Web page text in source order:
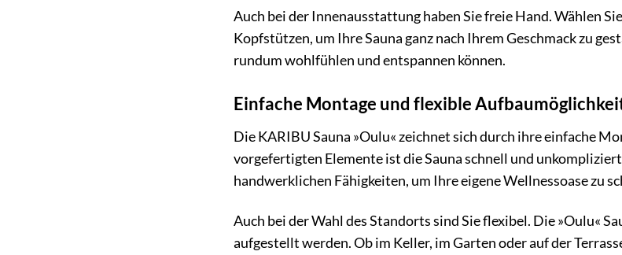
Auch bei der Innenausstattung haben Sie freie Hand. Wählen
Kopfstützen, um Ihre Sauna ganz nach Ihrem Geschmack zu
rundum wohlfühlen und entspannen können.
Einfache Montage und flexible
Die KARIBU Sauna »Oulu« zeichnet sich durch ihre einfache
vorgefertigten Elemente ist die Sauna schnell und
handwerklichen Fähigkeiten, um Ihre eigene Wellnessoase zu
Auch bei der Wahl des Standorts sind Sie flexibel. Die »Oulu«
aufgestellt werden. Ob im Keller, im Garten oder auf der